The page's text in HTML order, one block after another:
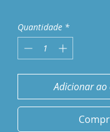
Quantidade *
Adicionar